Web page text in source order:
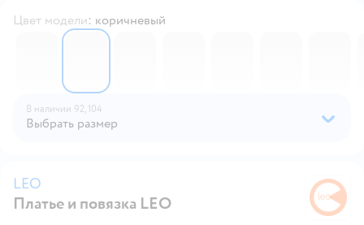
Цвет модели: коричневый
6191242
6485919
В наличии 92, 104
Выбрать размер
LEO
Платье и повязка LEO